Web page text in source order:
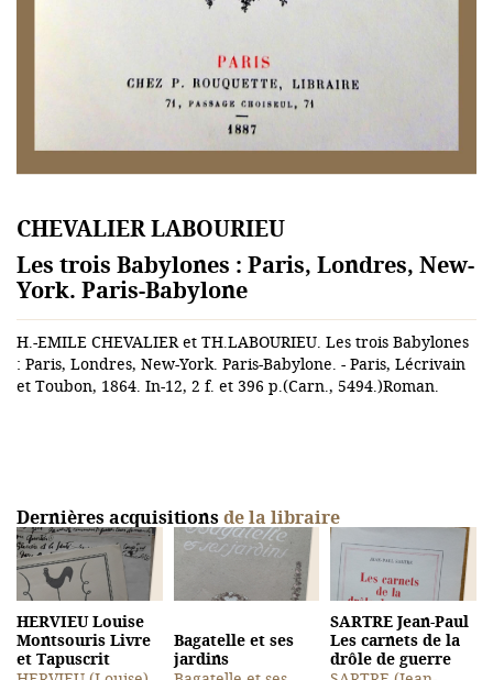
CHEVALIER LABOURIEU
Les trois Babylones : Paris, Londres, New-
York. Paris-Babylone
H.-EMILE CHEVALIER et TH.LABOURIEU. Les trois Babylones
: Paris, Londres, New-York. Paris-Babylone. - Paris, Lécrivain
et Toubon, 1864. In-12, 2 f. et 396 p.(Carn., 5494.)Roman.
Dernières acquisitionsde la libraire
HERVIEU Louise
Montsouris Livre
et Tapuscrit
Bagatelle et ses
jardins
SARTRE Jean-Paul
Les carnets de la
drôle de guerre